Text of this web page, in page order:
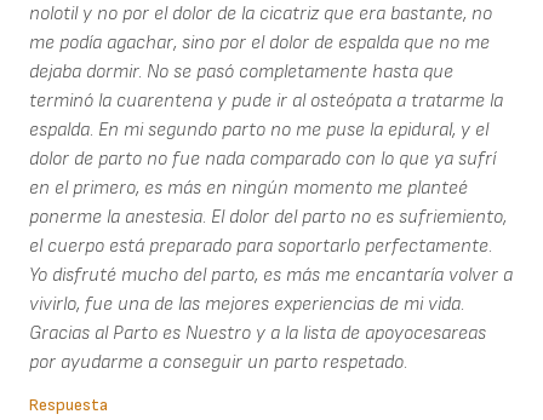
nolotil y no por el dolor de la cicatriz que era bastante, no
me podía agachar, sino por el dolor de espalda que no me
dejaba dormir. No se pasó completamente hasta que
terminó la cuarentena y pude ir al osteópata a tratarme la
espalda. En mi segundo parto no me puse la epidural, y el
dolor de parto no fue nada comparado con lo que ya sufrí
en el primero, es más en ningún momento me planteé
ponerme la anestesia. El dolor del parto no es sufriemiento,
el cuerpo está preparado para soportarlo perfectamente.
Yo disfruté mucho del parto, es más me encantaría volver a
vivirlo, fue una de las mejores experiencias de mi vida.
Gracias al Parto es Nuestro y a la lista de apoyocesareas
por ayudarme a conseguir un parto respetado.
Respuesta